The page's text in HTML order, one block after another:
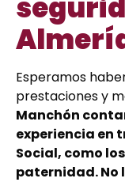
Esperamos
prestaciones y
Manchón
experiencia en
Social, como
paternidad. No